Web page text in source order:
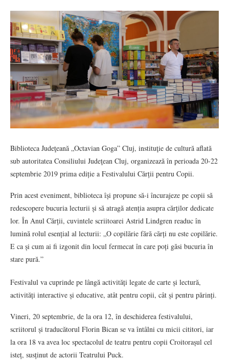
Biblioteca Judeţeană „Octavian Goga” Cluj, instituţie de cultură aflată
sub autoritatea Consiliului Judeţean Cluj, organizează în perioada 20-22
septembrie 2019 prima ediție a Festivalului Cărții pentru Copii.
Prin acest eveniment, biblioteca își propune să-i încurajeze pe copii să
redescopere bucuria lecturii și să atragă atenția asupra cărților dedicate
lor. În Anul Cărții, cuvintele scriitoarei Astrid Lindgren readuc în
lumină rolul esențial al lecturii: „O copilărie fără cărți nu este copilărie.
E ca și cum ai fi izgonit din locul fermecat în care poți găsi bucuria în
stare pură.”
Festivalul va cuprinde pe lângă activități legate de carte și lectură,
activități interactive și educative, atât pentru copii, cât și pentru părinți.
Vineri, 20 septembrie, de la ora 12, în deschiderea festivalului,
scriitorul și traducătorul Florin Bican se va întâlni cu micii cititori, iar
la ora 18 va avea loc spectacolul de teatru pentru copii Croitorașul cel
isteț, susținut de actorii Teatrului Puck.